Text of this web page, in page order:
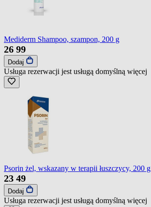
Mediderm Shampoo, szampon, 200 g
26 99
Dodaj
Usługa rezerwacji jest usługą domyślną więcej
Psorin żel, wskazany w terapii łuszczycy, 200 g
23 49
Dodaj
Usługa rezerwacji jest usługą domyślną więcej